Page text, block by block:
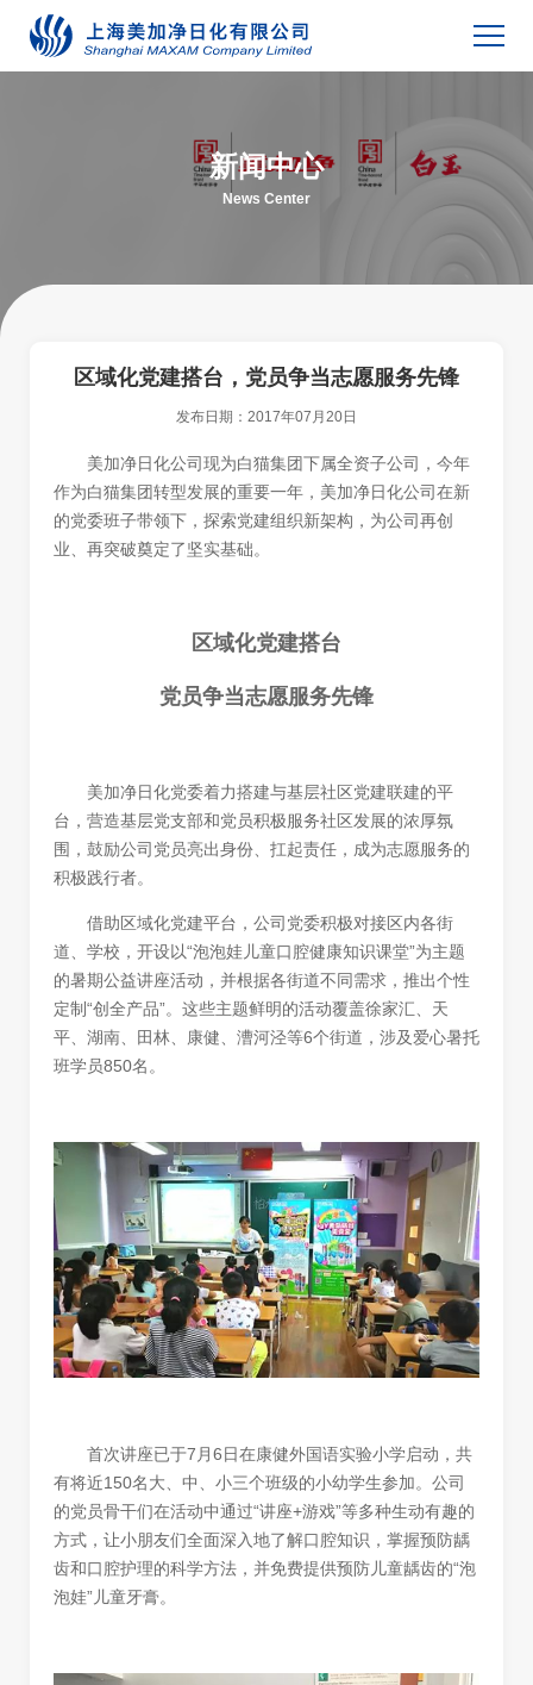
新闻中心
News Center
区域化党建搭台，党员争当志愿服务先锋
发布日期： 2017年07月20日
美加净日化公司现为白猫集团下属全资子公司，今年
作为白猫集团转型发展的重要一年，美加净日化公司在新
的党委班子带领下，探索党建组织新架构，为公司再创
业、再突破奠定了坚实基础。
区域化党建搭台
党员争当志愿服务先锋
美加净日化党委着力搭建与基层社区党建联建的平
台 ，营造基层党支部和党员积极服务社区发展的浓厚氛
围，鼓励公司党员亮出身份、扛起责任，成为志愿服务的
积极践行者。
借助区域化党建平台，公司党委积极对接区内各街
道、学校，开设以“泡泡娃儿童口腔健康知识课堂”为主题
的暑期公益讲座活动 ，并根据各街道不同需求，推出个性
定制“创全产品”。这些主题鲜明的活动覆盖徐家汇、天
平、湖南、田林、康健、漕河泾等6个街道，涉及爱心暑托
班学员850名。
首次讲座已于7月6日在康健外国语实验小学启动，共
有将近150名大、中、小三个班级的小幼学生参加。公司
的党员骨干们在活动中通过“讲座+游戏”等多种生动有趣的
方式，让小朋友们全面深入地了解口腔知识，掌握预防龋
齿和口腔护理的科学方法，并免费提供预防儿童龋齿的“泡
泡娃”儿童牙膏。